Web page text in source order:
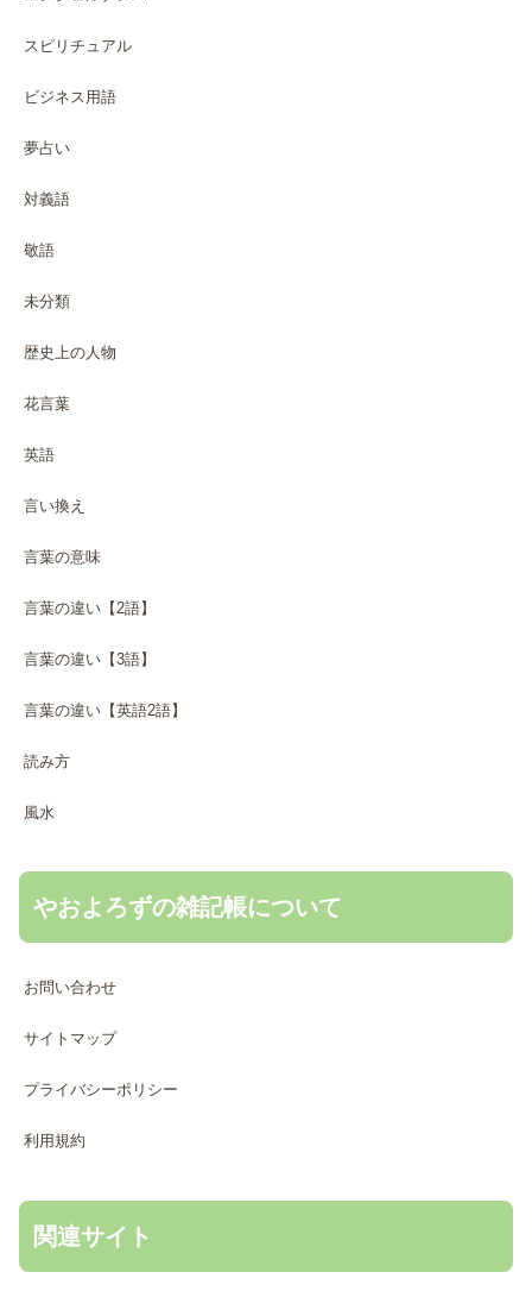
スピリチュアル
ビジネス用語
夢占い
対義語
敬語
未分類
歴史上の人物
花言葉
英語
言い換え
言葉の意味
言葉の違い【2語】
言葉の違い【3語】
言葉の違い【英語2語】
読み方
風水
やおよろずの雑記帳について
お問い合わせ
サイトマップ
プライバシーポリシー
利用規約
関連サイト